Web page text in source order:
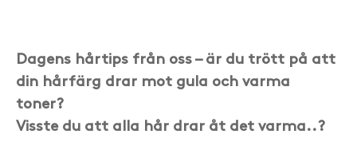
Dagens hårtips från oss – är du trött på att
din hårfärg drar mot gula och varma
toner?
Visste du att alla hår drar åt det varma..?